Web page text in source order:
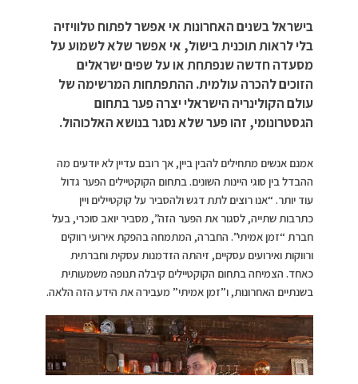
בישראל בשנים האחרונות אי אפשר לפתוח טלוויזיה
בלי לראות תוכנית בישול, אי אפשר שלא לשמוע על
מסעדה חדשה שנפתחת או על שפים ישראלים
הזוכים להכרה עולמית. ההתפתחות המרשימה של
עולם הקולינריה הישראלי יצרה פער בתחום
הגסטרונומי, זהו פער שלא נסגר בנושא האלכוהול.
אמנם אנשים מתחילים להבין ביין, אך רובם עדיין לא יודעים מה
ההבדל בין סוגי היינות השונים. בתחום הקוקטיילים הפער גדול
עוד יותר. “אנו רוצים לתת דגש ולהסביר על קוקטיילים ויין
כתרבות שתייה, לסגור את הפער הזה”, מסביר יואב סוכרי, בעל
חברת “זמן אמיתי”. החברה, המתמחה בהפקת אירועי רווקים
ורווקות ואירועים עסקיים, זיהתה הזדמנות עסקית וחברתית
כאחד. הצמיחה בתחום הקוקטיילים קיבלה תנופה משמעותית
בשנתיים האחרונות, ו”זמן אמיתי” מעבירה את הידע הזה הלאה.